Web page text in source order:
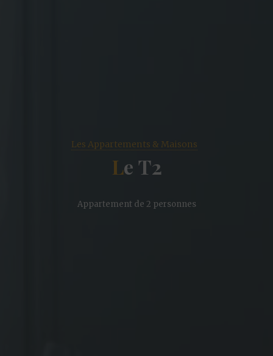
Les Appartements & Maisons
Le T2
Appartement de 2 personnes